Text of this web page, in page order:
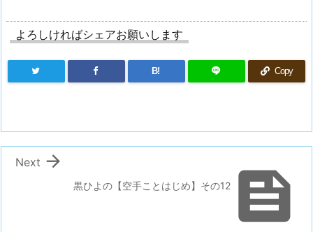
よろしければシェアお願いします
B! Copy

黒ひよの【空手ことはじめ】その12

Next